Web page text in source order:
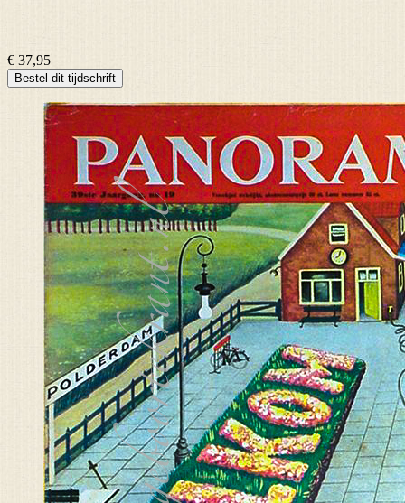
€ 37,95
Bestel dit tijdschrift